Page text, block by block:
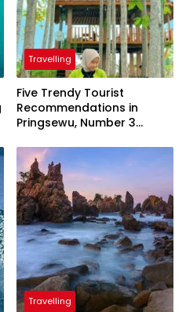
Travelling
Five Trendy Tourist
Recommendations in
Pringsewu, Number 3
President
Travelling